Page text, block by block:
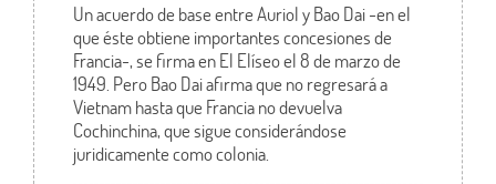
Un acuerdo de base entre Auriol y Bao Dai -en el
que éste obtiene importantes concesiones de
Francia-, se firma en El Elíseo el 8 de marzo de
1949. Pero Bao Dai afirma que no regresará a
Vietnam hasta que Francia no devuelva
Cochinchina, que sigue considerándose
juridicamente como colonia.